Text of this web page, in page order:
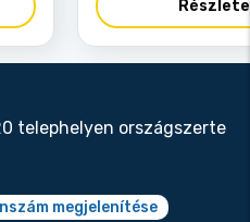
telephelyen országszerte
megjelenítése